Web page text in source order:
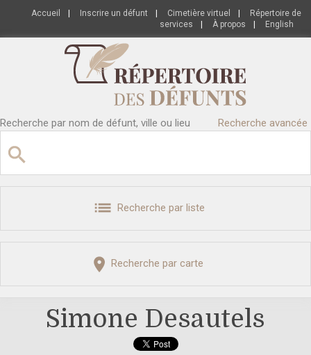
Accueil Inscrire un défunt Cimetière virtuel
Répertoire de
services
À propos English
Recherche par nom de défunt, ville ou lieu Recherche avancée
Recherche par liste
Recherche par carte
Simone Desautels